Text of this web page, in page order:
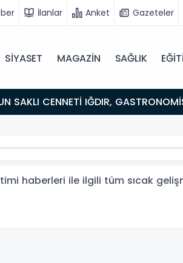
İlanlar Anket Gazeteler
SİYASET MAGAZİN SAĞLIK
haberleri ile ilgili tüm sıcak